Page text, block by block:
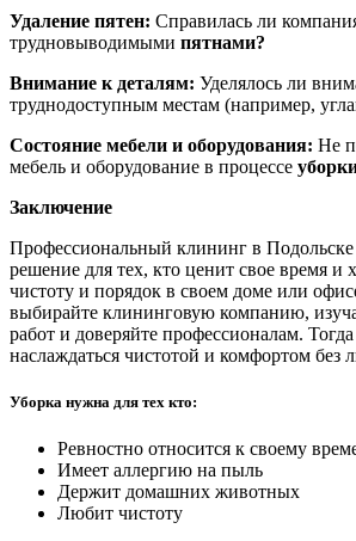
Удаление пятен: Справилась ли
трудновыводимыми пятнами?
Внимание к деталям: Уделялось ли
труднодоступным местам (например,
Состояние мебели и оборудования: Не
мебель и оборудование в процессе
Заключение
Профессиональный клининг в Подольске
решение для тех, кто ценит свое время и
чистоту и порядок в своем доме или
выбирайте клининговую компанию,
работ и доверяйте профессионалам.
наслаждаться чистотой и комфортом без
Уборка нужна для тех кто:
Ревностно относится к своему
Имеет аллергию на пыль
Держит домашних животных
Любит чистоту